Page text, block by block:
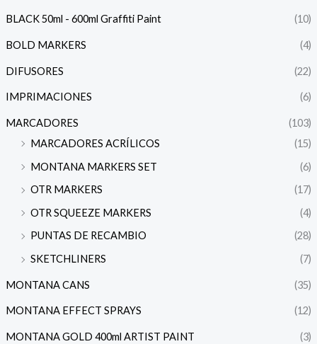
BLACK 50ml - 600ml Graffiti Paint (10)
BOLD MARKERS (4)
DIFUSORES (22)
IMPRIMACIONES (6)
MARCADORES
(103)
MARCADORES ACRÍLICOS
(15)
MONTANA MARKERS SET
(6)
OTR MARKERS
(17)
OTR SQUEEZE MARKERS
(4)
PUNTAS DE RECAMBIO
(28)
SKETCHLINERS
(7)
MONTANA CANS (35)
MONTANA EFFECT SPRAYS (12)
MONTANA GOLD 400ml ARTIST PAINT (3)